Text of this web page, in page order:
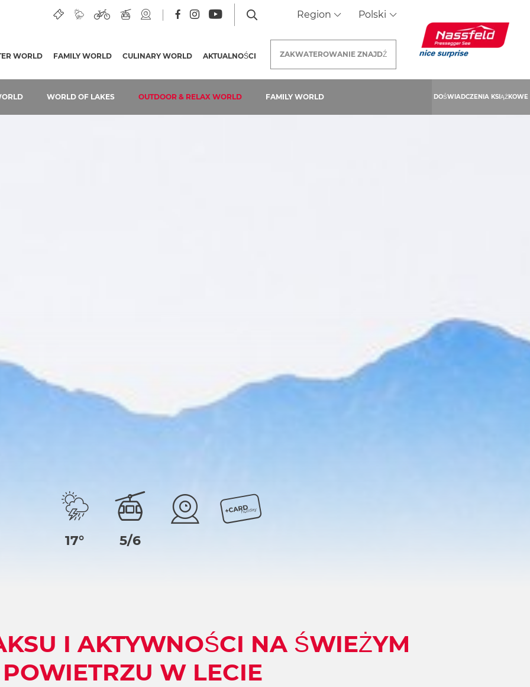
Region Polski
STRONA)
WORLD OF LAKES OUTDOOR & RELAX WORLD FAMILY WORLD DOŚWIADCZENIA KSIĄŻKOWE
WORLD FAMILY WORLD CULINARY WORLD AKTUALNOŚCI ZAKWATEROWANIE ZNAJDŹ
17° 5/6
I AKTYWNOŚCI NA ŚWIEŻYM
POWIETRZU W LECIE